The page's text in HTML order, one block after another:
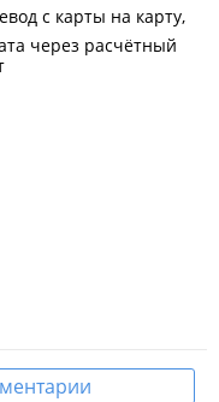
с карты на карту
через расчётный